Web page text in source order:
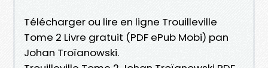
Télécharger ou lire en ligne Trouilleville
Tome 2 Livre gratuit (PDF ePub Mobi) pan
Johan Troïanowski.